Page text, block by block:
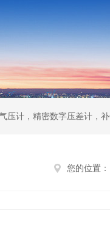
您的位置：